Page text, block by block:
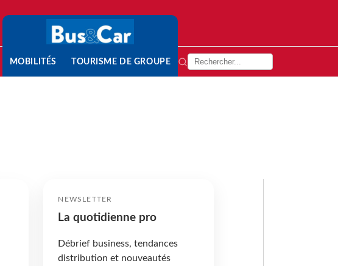
MOBILITÉS TOURISME DE GROUPE
NEWSLETTER
La quotidienne pro
Débrief business, tendances
distribution et nouveautés